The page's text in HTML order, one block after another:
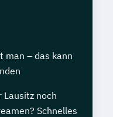
man – das kann
Lausitz noch
Schnelles